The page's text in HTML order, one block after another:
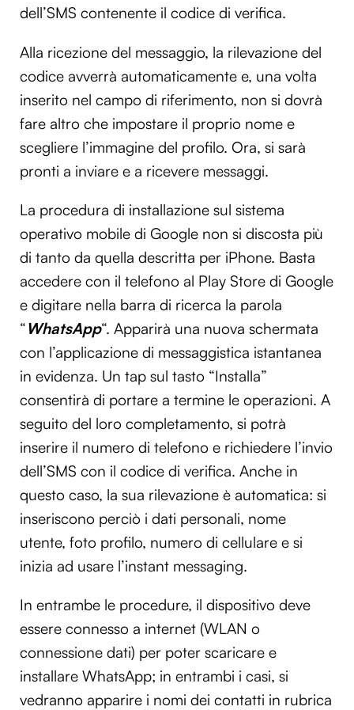
dell’SMS contenente il codice di verifica.
Alla ricezione del messaggio, la rilevazione del
codice avverrà automaticamente e, una volta
inserito nel campo di riferimento, non si dovrà
fare altro che impostare il proprio nome e
scegliere l’immagine del profilo. Ora, si sarà
pronti a inviare e a ricevere messaggi.
La procedura di installazione sul sistema
operativo mobile di Google non si discosta più
di tanto da quella descritta per iPhone. Basta
accedere con il telefono al Play Store di Google
e digitare nella barra di ricerca la parola
“WhatsApp“. Apparirà una nuova schermata
con l’applicazione di messaggistica istantanea
in evidenza. Un tap sul tasto “Installa”
consentirà di portare a termine le operazioni. A
seguito del loro completamento, si potrà
inserire il numero di telefono e richiedere l’invio
dell’SMS con il codice di verifica. Anche in
questo caso, la sua rilevazione è automatica: si
inseriscono perciò i dati personali, nome
utente, foto profilo, numero di cellulare e si
inizia ad usare l’instant messaging.
In entrambe le procedure, il dispositivo deve
essere connesso a internet (WLAN o
connessione dati) per poter scaricare e
installare WhatsApp; in entrambi i casi, si
vedranno apparire i nomi dei contatti in rubrica